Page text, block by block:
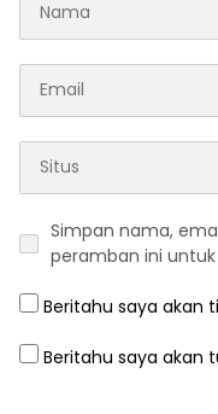
Simpan nama,
peramban ini
Beritahu saya akan
Beritahu saya akan